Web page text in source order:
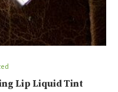
Lip Liquid Tint